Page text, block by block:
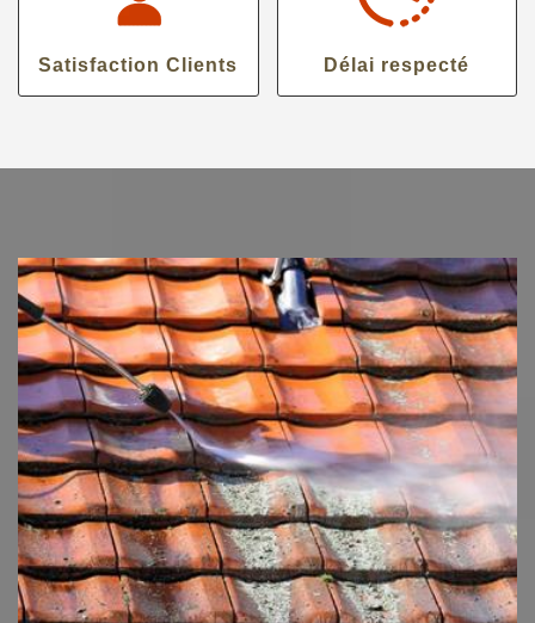
Satisfaction Clients Délai respecté